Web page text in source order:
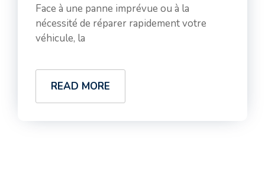
Face à une panne imprévue ou à la
nécessité de réparer rapidement votre
véhicule, la
READ MORE